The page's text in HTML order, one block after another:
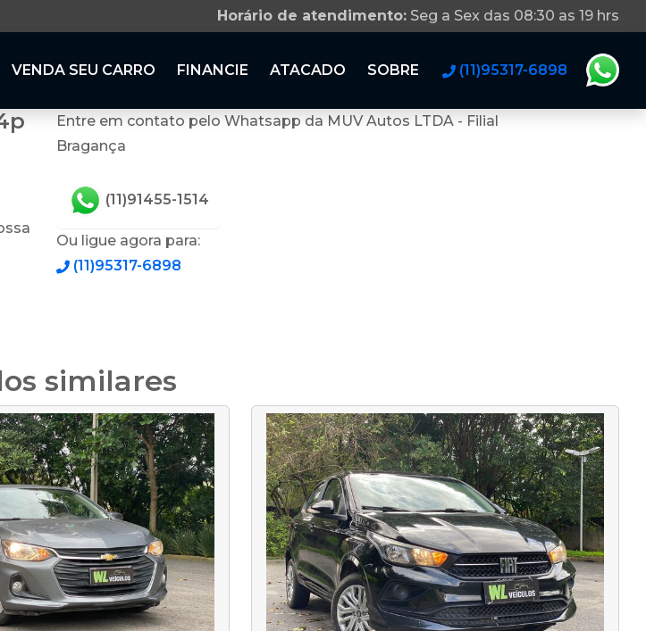
Horário de atendimento: Seg a Sex das 08:30 as 19 hrs
VENDA SEU CARRO FINANCIE ATACADO SOBRE (11)95317-6898
Entre em contato pelo Whatsapp da MUV Autos LTDA - Filial
Bragança
(11)91455-1514
Ou ligue agora para:
(11)95317-6898
similares